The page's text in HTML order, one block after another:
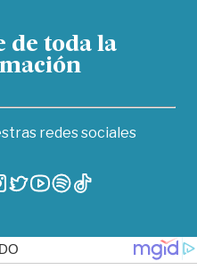
de toda la
redes sociales